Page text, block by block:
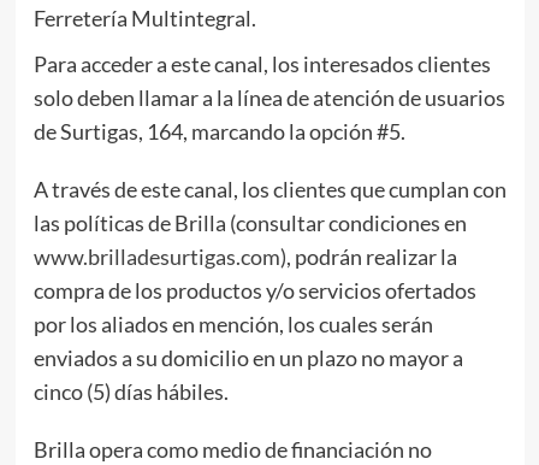
Ferretería Multintegral.
Para acceder a este canal, los interesados clientes
solo deben llamar a la línea de atención de usuarios
de Surtigas, 164, marcando la opción #5.
A través de este canal, los clientes que cumplan con
las políticas de Brilla (consultar condiciones en
www.brilladesurtigas.com), podrán realizar la
compra de los productos y/o servicios ofertados
por los aliados en mención, los cuales serán
enviados a su domicilio en un plazo no mayor a
cinco (5) días hábiles.
Brilla opera como medio de financiación no